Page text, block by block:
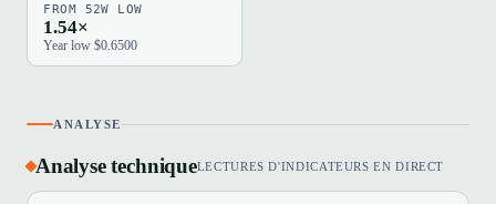
FROM 52W LOW
1.54×
Year low $0.6500
ANALYSE
Analyse techniqueLECTURES D'INDICATEURS EN DIRECT